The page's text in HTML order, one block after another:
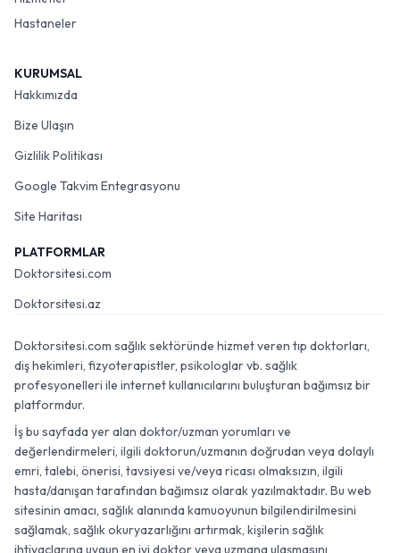
Hastaneler
KURUMSAL
Hakkımızda
Bize Ulaşın
Gizlilik Politikası
Google Takvim Entegrasyonu
Site Haritası
PLATFORMLAR
Doktorsitesi.com
Doktorsitesi.az
Doktorsitesi.com sağlık sektöründe hizmet veren tıp doktorları,
diş hekimleri, fizyoterapistler, psikologlar vb. sağlık
profesyonelleri ile internet kullanıcılarını buluşturan bağımsız bir
platformdur.
İş bu sayfada yer alan doktor/uzman yorumları ve
değerlendirmeleri, ilgili doktorun/uzmanın doğrudan veya dolaylı
emri, talebi, önerisi, tavsiyesi ve/veya ricası olmaksızın, ilgili
hasta/danışan tarafından bağımsız olarak yazılmaktadır. Bu web
sitesinin amacı, sağlık alanında kamuoyunun bilgilendirilmesini
sağlamak, sağlık okuryazarlığını artırmak, kişilerin sağlık
ihtiyaçlarına uygun en iyi doktor veya uzmana ulaşmasını